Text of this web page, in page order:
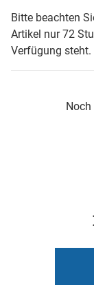
Bitte beachten
Artikel nur 72
Verfügung steht.